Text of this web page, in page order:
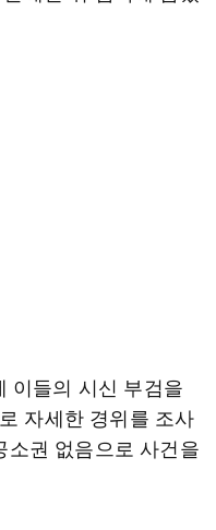
이들의 시신 부검을
자세한 경위를 조사
권 없음으로 사건을